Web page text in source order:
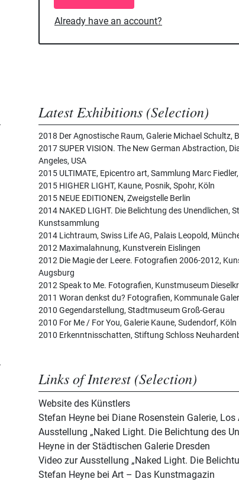
Already have an account?
Latest Exhibitions (Selection)
2018 Der Agnostische Raum, Galerie Michael Schultz,
2017 SUPER VISION. The New German Abstraction,
Angeles, USA
2015 ULTIMATE, Epicentro art, Sammlung Marc
2015 HIGHER LIGHT, Kaune, Posnik, Spohr, Köln
2015 NEUE EDITIONEN, Zweigstelle Berlin
2014 NAKED LIGHT. Die Belichtung des Unendlichen,
Kunstsammlung
2014 Lichtraum, Swiss Life AG, Palais Leopold,
2012 Maximalahnung, Kunstverein Eislingen
2012 Die Magie der Leere. Fotografien 2006-2012,
Augsburg
2012 Speak to Me. Fotografien, Kunstmuseum
2011 Woran denkst du? Fotografien, Kommunale
2010 Gegendarstellung, Stadtmuseum Groß-Gerau
2010 For Me / For You, Galerie Kaune, Sudendorf, Köln
2010 Erkenntnisschatten, Stiftung Schloss
Links of Interest (Selection)
Website des Künstlers
Stefan Heyne bei Diane Rosenstein Galerie, Los
Ausstellung „Naked Light. Die Belichtung des
Heyne in der Städtischen Galerie Dresden
Video zur Ausstellung „Naked Light. Die
Stefan Heyne bei Art – Das Kunstmagazin